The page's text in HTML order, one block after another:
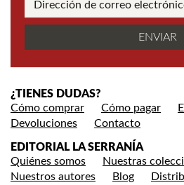
¿TIENES DUDAS?
Cómo comprar
Cómo pagar
Devoluciones
Contacto
EDITORIAL LA SERRANÍA
Quiénes somos
Nuestras
Nuestros autores
Blog